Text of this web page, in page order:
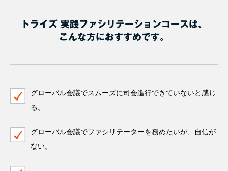
トライズ 実践ファシリテーションコースは、
こんな方におすすめです。
グローバル会議でスムーズに司会進行できていないと感じ
る。
グローバル会議でファシリテーターを務めたいが、自信が
ない。